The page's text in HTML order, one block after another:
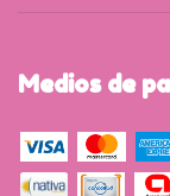
Medios de